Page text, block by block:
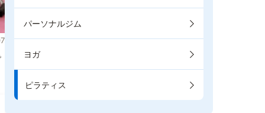
パーソナルジム
ヨガ
ピラティス